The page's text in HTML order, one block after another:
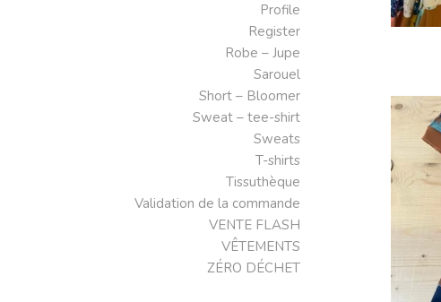
Profile
Register
Robe – Jupe
Sarouel
Short – Bloomer
Sweat – tee-shirt
Sweats
T-shirts
Tissuthèque
Validation de la commande
VENTE FLASH
VÊTEMENTS
ZÉRO DÉCHET